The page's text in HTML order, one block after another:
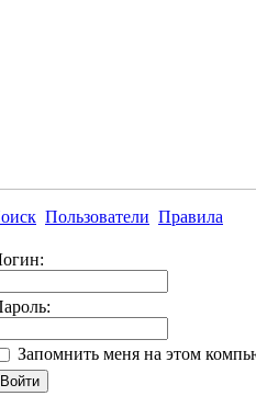
Пользователи Правила
Запомнить меня на этом